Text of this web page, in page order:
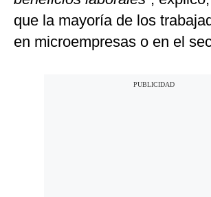
que la mayoría de los
en microempresas o en el